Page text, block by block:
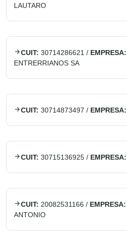
LAUTARO
CUIT: 30714286621 / EMPRESA:
ENTRERRIANOS SA
CUIT: 30714873497 / EMPRESA:
CUIT: 30715136925 / EMPRESA:
CUIT: 20082531166 / EMPRESA:
ANTONIO